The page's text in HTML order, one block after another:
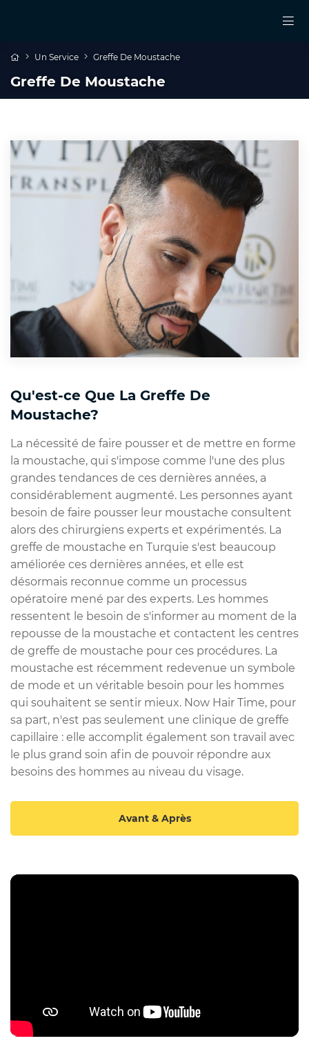
Un Service Greffe De Moustache
Greffe De Moustache
Qu'est-ce Que La Greffe De
Moustache?
La nécessité de faire pousser et de mettre en forme
la moustache, qui s'impose comme l'une des plus
grandes tendances de ces dernières années, a
considérablement augmenté. Les personnes ayant
besoin de faire pousser leur moustache consultent
alors des chirurgiens experts et expérimentés. La
greffe de moustache en Turquie s'est beaucoup
améliorée ces dernières années, et elle est
désormais reconnue comme un processus
opératoire mené par des experts. Les hommes
ressentent le besoin de s'informer au moment de la
repousse de la moustache et contactent les centres
de greffe de moustache pour ces procédures. La
moustache est récemment redevenue un symbole
de mode et un véritable besoin pour les hommes
qui souhaitent se sentir mieux. Now Hair Time, pour
sa part, n'est pas seulement une clinique de greffe
capillaire : elle accomplit également son travail avec
le plus grand soin afin de pouvoir répondre aux
besoins des hommes au niveau du visage.
Avant & Après